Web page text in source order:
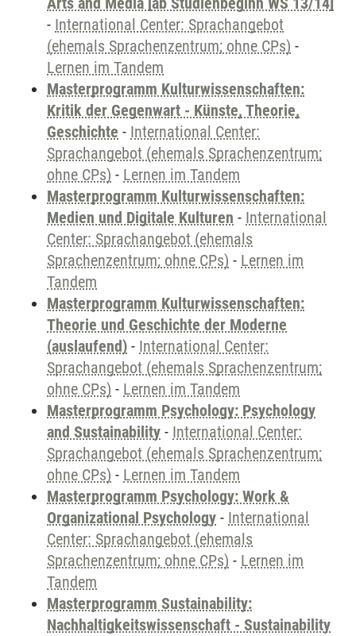
- International Center: Sprachangebot
(ehemals Sprachenzentrum; ohne CPs) -
Lernen im Tandem
Masterprogramm Kulturwissenschaften:
Kritik der Gegenwart - Künste, Theorie,
Geschichte - International Center:
Sprachangebot (ehemals Sprachenzentrum;
ohne CPs) - Lernen im Tandem
Masterprogramm Kulturwissenschaften:
Medien und Digitale Kulturen - International
Center: Sprachangebot (ehemals
Sprachenzentrum; ohne CPs) - Lernen im
Tandem
Masterprogramm Kulturwissenschaften:
Theorie und Geschichte der Moderne
(auslaufend) - International Center:
Sprachangebot (ehemals Sprachenzentrum;
ohne CPs) - Lernen im Tandem
Masterprogramm Psychology: Psychology
and Sustainability - International Center:
Sprachangebot (ehemals Sprachenzentrum;
ohne CPs) - Lernen im Tandem
Masterprogramm Psychology: Work &
Organizational Psychology - International
Center: Sprachangebot (ehemals
Sprachenzentrum; ohne CPs) - Lernen im
Tandem
Masterprogramm Sustainability:
Nachhaltigkeitswissenschaft - Sustainability